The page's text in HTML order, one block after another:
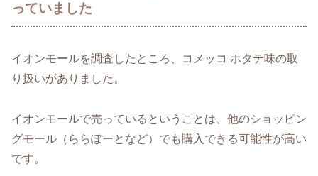
っていました
イオンモールを調査したところ、コメッコ ホタテ味の取
り扱いがありました。
イオンモールで売っているということは、他のショッピン
グモール（ららぽーとなど）でも購入できる可能性が高い
です。